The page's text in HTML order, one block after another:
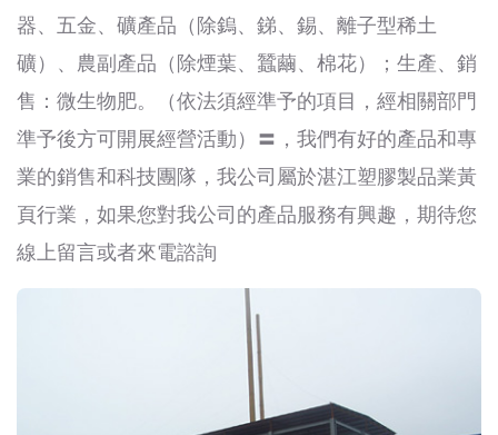
器、五金、礦產品（除鎢、銻、錫、離子型稀土
礦）、農副產品（除煙葉、蠶繭、棉花）；生產、銷
售：微生物肥。（依法須經準予的項目，經相關部門
準予後方可開展經營活動）〓，我們有好的產品和專
業的銷售和科技團隊，我公司屬於湛江塑膠製品業黃
頁行業，如果您對我公司的產品服務有興趣，期待您
線上留言或者來電諮詢